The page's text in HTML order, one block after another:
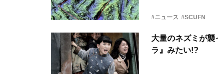
#ニュース #SCUFN
大量のネズミが
ラ』みたい!?